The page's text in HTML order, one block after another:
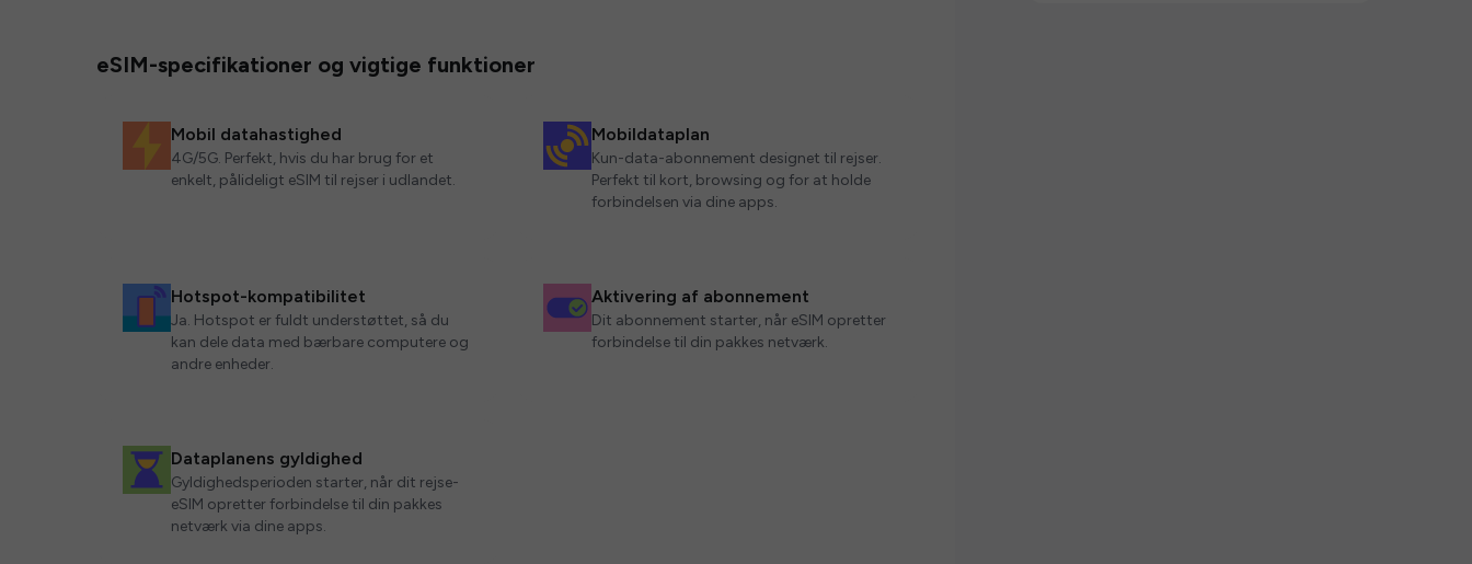
eSIM-specifikationer og vigtige funktioner
Mobil datahastighed
4G/5G. Perfekt, hvis du har brug for et
enkelt, pålideligt eSIM til rejser i udlandet.
Mobildataplan
Kun-data-abonnement designet til rejser.
Perfekt til kort, browsing og for at holde
forbindelsen via dine apps.
Hotspot-kompatibilitet
Ja. Hotspot er fuldt understøttet, så du
kan dele data med bærbare computere og
andre enheder.
Aktivering af abonnement
Dit abonnement starter, når eSIM opretter
forbindelse til din pakkes netværk.
Dataplanens gyldighed
Gyldighedsperioden starter, når dit rejse-
eSIM opretter forbindelse til din pakkes
netværk via dine apps.